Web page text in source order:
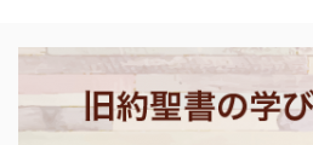
ることが必要だ。牧会者
は勧める「あなた方は神
の子、聖なる者とされた
のだから、それにふさわ